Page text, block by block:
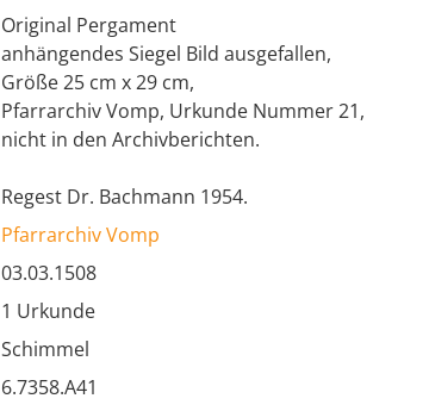
Original Pergament
anhängendes Siegel Bild ausgefallen,
Größe 25 cm x 29 cm,
Pfarrarchiv Vomp, Urkunde Nummer 21,
nicht in den Archivberichten.
Regest Dr. Bachmann 1954.
Pfarrarchiv Vomp
03.03.1508
1 Urkunde
Schimmel
6.7358.A41